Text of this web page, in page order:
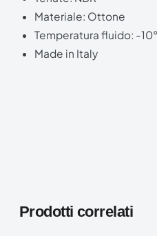
Materiale: Ottone
Temperatura fluido: -
Made in Italy
Prodotti correlati